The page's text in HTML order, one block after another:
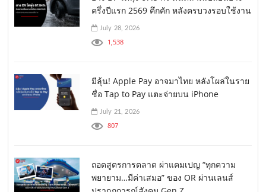
ครึ่งปีแรก 2569 คึกคัก หลังครบวงรอบใช้งาน
July 28, 2026
1,538
มีลุ้น! Apple Pay อาจมาไทย หลังโผล่ในราย
ชื่อ Tap to Pay แตะจ่ายบน iPhone
July 21, 2026
807
ถอดสูตรการตลาด ผ่าแคมเปญ “ทุกความ
พยายาม…มีค่าเสมอ” ของ OR ผ่านเลนส์